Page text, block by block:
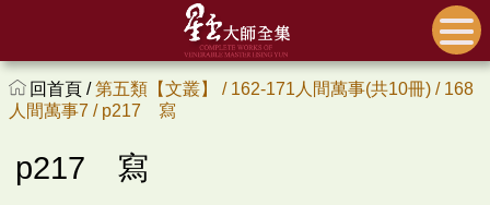
回首頁 /第五類【文叢】 / 162-171人間萬事(共10冊) / 168
人間萬事7 / p217 寫
p217 寫